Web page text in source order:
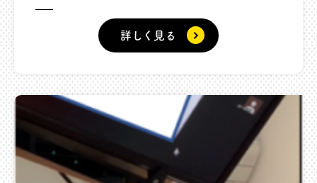
詳しく見る